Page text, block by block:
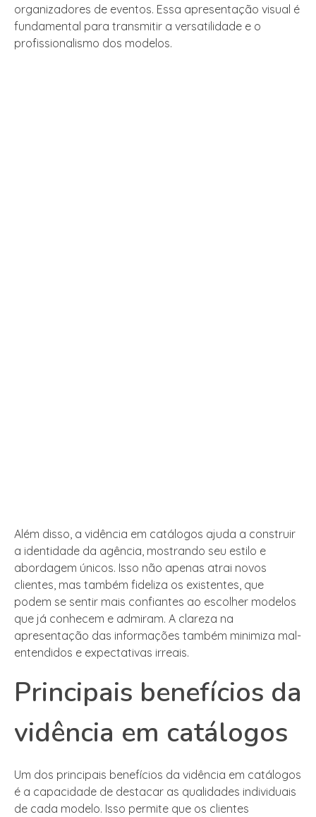
organizadores de eventos. Essa apresentação visual é
fundamental para transmitir a versatilidade e o
profissionalismo dos modelos.
Além disso, a vidência em catálogos ajuda a construir
a identidade da agência, mostrando seu estilo e
abordagem únicos. Isso não apenas atrai novos
clientes, mas também fideliza os existentes, que
podem se sentir mais confiantes ao escolher modelos
que já conhecem e admiram. A clareza na
apresentação das informações também minimiza mal-
entendidos e expectativas irreais.
Principais benefícios da
vidência em catálogos
Um dos principais benefícios da vidência em catálogos
é a capacidade de destacar as qualidades individuais
de cada modelo. Isso permite que os clientes